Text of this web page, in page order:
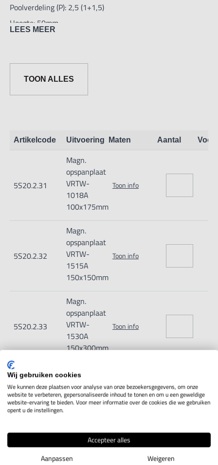
Poolverdeling (P): 2,5 (1+1,5)
Hoogte: 50mm
LEES MEER
TOON ALLES
Artikelcode Uitvoering Maten Aantal
5S20.2.31
Magn.
opspanplaat
VRTW-
1018A
100x175mm
Toon info
5S20.2.32
Magn.
opspanplaat
VRTW-
1515A
150x150mm
Toon info
5S20.2.33
Magn.
opspanplaat
VRTW-
1530A
150x300mm
Toon info
5S20.2.34
Magn.
opspanplaat
VRTW-
1535A
Toon info
Wij gebruiken cookies
We kunnen deze plaatsen voor analyse van onze bezoekersgegevens, om onze
website te verbeteren, gepersonaliseerde inhoud te tonen en om u een geweldige
website-ervaring te bieden. Voor meer informatie over de cookies die we gebruiken
opent u de instellingen.
Accepteer alles
Aanpassen
Weigeren